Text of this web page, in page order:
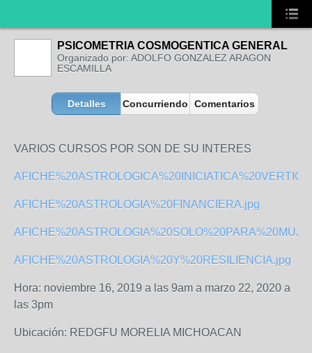
PSICOMETRIA COSMOGENTICA GENERAL
Organizado por: ADOLFO GONZALEZ ARAGON
ESCAMILLA
Detalles Concurriendo Comentarios
VARIOS CURSOS POR SON DE SU INTERES
AFICHE%20ASTROLOGIA%20FINANCIERA.jpg
AFICHE%20ASTROLOGIA%20Y%20RESILIENCIA.jpg
Hora: noviembre 16, 2019 a las 9am a marzo 22, 2020 a
las 3pm
Ubicación: REDGFU MORELIA MICHOACAN